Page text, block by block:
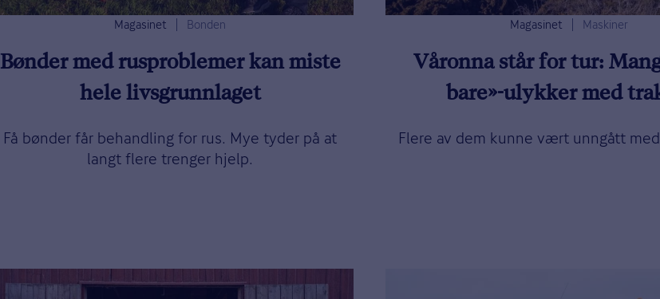
Magasinet Bonden
Bønder med rusproblemer kan miste
hele livsgrunnlaget
Få bønder får behandling for rus. Mye tyder på at
langt flere trenger hjelp.
Magasinet Maskiner
Våronna står for tur:
bare»-ulykker med
Flere av dem kunne vært unngått